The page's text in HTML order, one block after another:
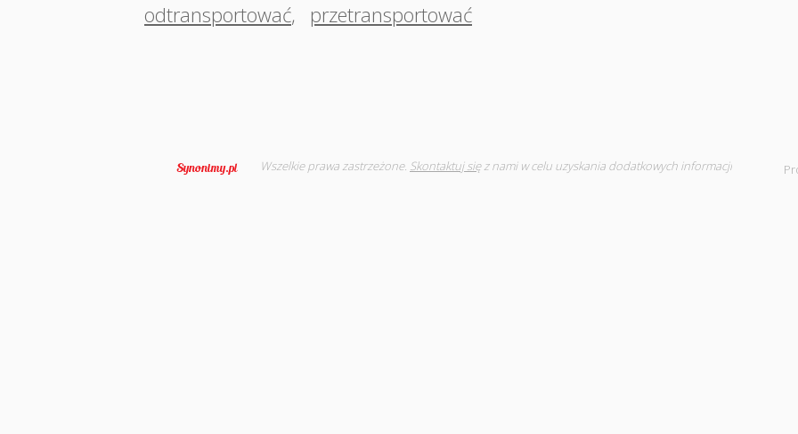
odtransportować, przetransportować
Wszelkie prawa zastrzeżone. Skontaktuj sięz nami w celu uzyskania dodatkowych informacji